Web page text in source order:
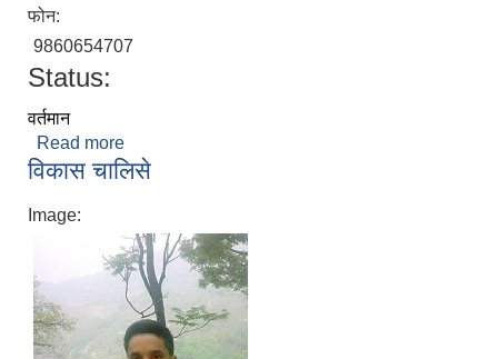
फोन:
9860654707
Status:
वर्तमान
Read more
विकास चालिसे
Image: